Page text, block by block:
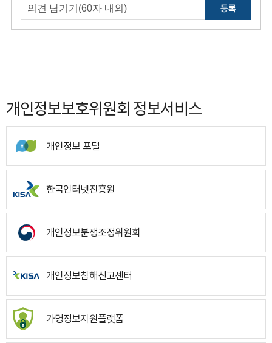
등록
개인정보보호위원회 정보서비스
개인정보 포털
한국인터넷진흥원
개인정보분쟁조정위원회
개인정보침해신고센터
가명정보지원플랫폼